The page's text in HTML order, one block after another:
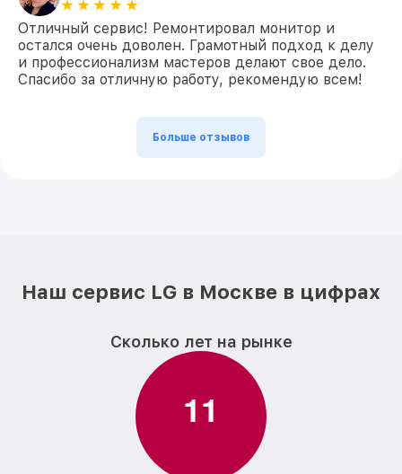
Отличный сервис! Ремонтировал монитор и
остался очень доволен. Грамотный подход к делу
и профессионализм мастеров делают свое дело.
Спасибо за отличную работу, рекомендую всем!
Больше отзывов
Наш сервис LG в Москве в цифрах
Сколько лет на рынке
11